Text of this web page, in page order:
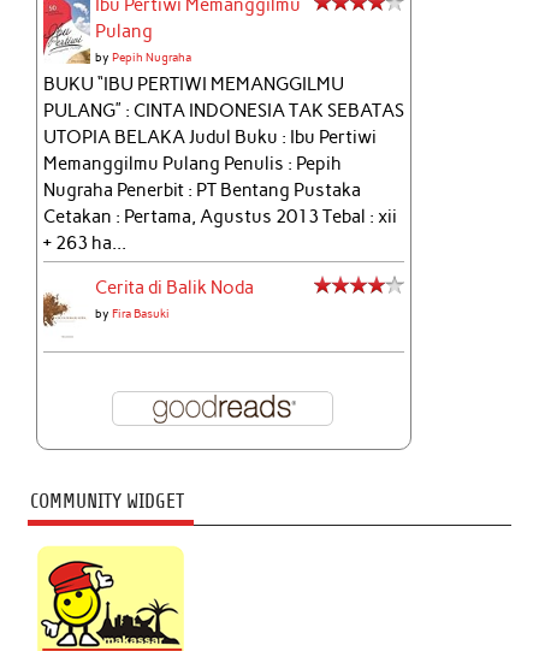
Ibu Pertiwi Memanggilmu
Pulang
byPepih Nugraha
BUKU “IBU PERTIWI MEMANGGILMU
PULANG” : CINTA INDONESIA TAK SEBATAS
UTOPIA BELAKA Judul Buku : Ibu Pertiwi
Memanggilmu Pulang Penulis : Pepih
Nugraha Penerbit : PT Bentang Pustaka
Cetakan : Pertama, Agustus 2013 Tebal : xii
+ 263 ha...
Cerita di Balik Noda
byFira Basuki
COMMUNITY WIDGET